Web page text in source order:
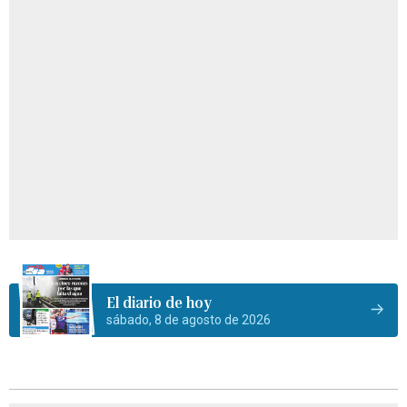
El diario de hoy
sábado, 8 de agosto de 2026